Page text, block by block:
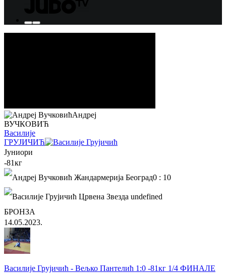
Андреј
ВУЧКОВИЋ
Василије
ГРУЈИЧИЋ
Јуниори
-81кг
0 : 10
БРОНЗА
14.05.2023.
Василије Грујичић - Вељко Пантелић 1:0 -81кг 1/4 ФИНАЛЕ